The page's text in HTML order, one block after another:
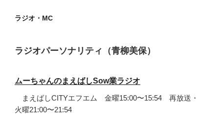
ラジオ・MC
ラジオパーソナリティ（青柳美保）
ムーちゃんのまえばしSow業ラジオ
まえばしCITYエフエム 金曜15:00〜15:54 再放送・
火曜21:00〜21:54